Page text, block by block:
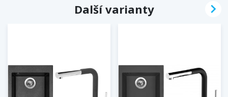
Další varianty 